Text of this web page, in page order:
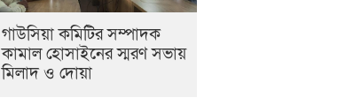
গাউসিয়া কমিটির সম্পাদক
কামাল হোসাইনের স্মরণ সভায়
মিলাদ ও দোয়া